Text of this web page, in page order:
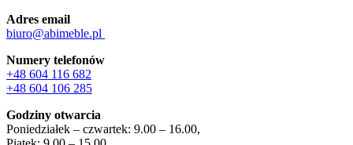
Adres email
biuro@abimeble.pl
Numery telefonów
+48 604 116 682
+48 604 106 285
Godziny otwarcia
Poniedziałek – czwartek: 9.00 – 16.00,